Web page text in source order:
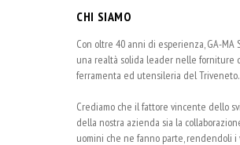
CHI SIAMO
Con oltre 40 anni di esperienza, GA-MA
una realtà solida leader nelle forniture
ferramenta ed utensileria del Triveneto.
Crediamo che il fattore vincente dello
della nostra azienda sia la
uomini che ne fanno parte, rendendoli i